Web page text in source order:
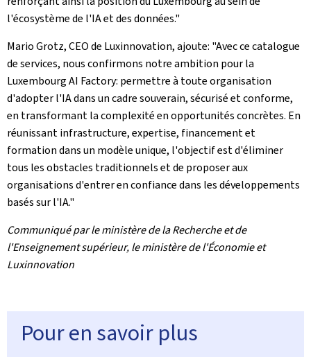
l'écosystème de l'IA et des données."
Mario Grotz, CEO de Luxinnovation, ajoute: "Avec ce catalogue
de services, nous confirmons notre ambition pour la
Luxembourg AI Factory: permettre à toute organisation
d'adopter l'IA dans un cadre souverain, sécurisé et conforme,
en transformant la complexité en opportunités concrètes. En
réunissant infrastructure, expertise, financement et
formation dans un modèle unique, l'objectif est d'éliminer
tous les obstacles traditionnels et de proposer aux
organisations d'entrer en confiance dans les développements
basés sur l'IA."
Communiqué par le ministère de la Recherche et de
l'Enseignement supérieur, le ministère de l'Économie et
Luxinnovation
Pour en savoir plus